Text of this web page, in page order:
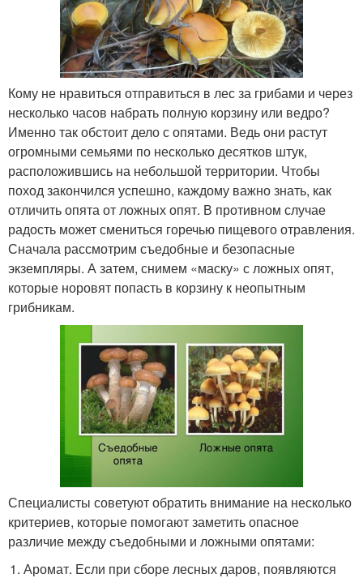
Кому не нравиться отправиться в лес за грибами и через
несколько часов набрать полную корзину или ведро?
Именно так обстоит дело с опятами. Ведь они растут
огромными семьями по несколько десятков штук,
расположившись на небольшой территории. Чтобы
поход закончился успешно, каждому важно знать, как
отличить опята от ложных опят. В противном случае
радость может смениться горечью пищевого отравления.
Сначала рассмотрим съедобные и безопасные
экземпляры. А затем, снимем «маску» с ложных опят,
которые норовят попасть в корзину к неопытным
грибникам.
Специалисты советуют обратить внимание на несколько
критериев, которые помогают заметить опасное
различие между съедобными и ложными опятами:
Аромат. Если при сборе лесных даров, появляются